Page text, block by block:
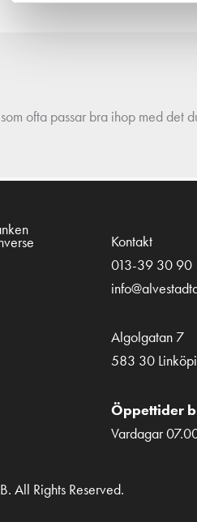
ofta passar bra ihop med det
Kontakt
013-39 30 90
Algolgatan 7
583 30
Öppettider
Vardagar
All Rights Reserved.